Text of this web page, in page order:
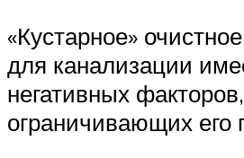
«Кустарное»
для канализации
негативных факторов,
ограничивающих его